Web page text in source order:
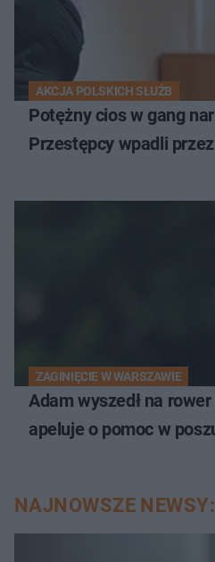
AKCJA POLSKICH SŁUŻB
Potężny cios w gang
Przestępcy wpadli
ZAGINIĘCIE W WARSZAWIE
Adam wyszedł na
apeluje o pomoc w
NAJNOWSZE NEWSY: